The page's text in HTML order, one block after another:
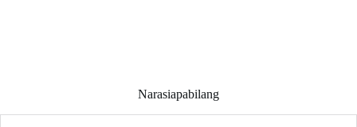
Narasiapabilang